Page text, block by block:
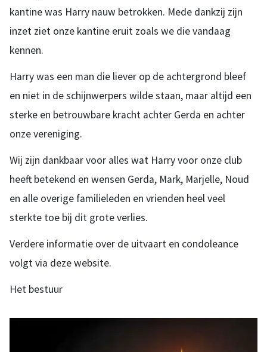
kantine was Harry nauw betrokken. Mede dankzij zijn
inzet ziet onze kantine eruit zoals we die vandaag
kennen.
Harry was een man die liever op de achtergrond bleef
en niet in de schijnwerpers wilde staan, maar altijd een
sterke en betrouwbare kracht achter Gerda en achter
onze vereniging.
Wij zijn dankbaar voor alles wat Harry voor onze club
heeft betekend en wensen Gerda, Mark, Marjelle, Noud
en alle overige familieleden en vrienden heel veel
sterkte toe bij dit grote verlies.
Verdere informatie over de uitvaart en condoleance
volgt via deze website.
Het bestuur